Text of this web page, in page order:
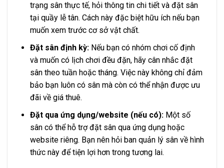
trạng sân thực tế, hỏi thông tin chi tiết và đặt sân
tại quầy lễ tân. Cách này đặc biệt hữu ích nếu bạn
muốn xem trước cơ sở vật chất.
Đặt sân định kỳ:Nếu bạn có nhóm chơi cố định
và muốn có lịch chơi đều đặn, hãy cân nhắc đặt
sân theo tuần hoặc tháng. Việc này không chỉ đảm
bảo bạn luôn có sân mà còn có thể nhận được ưu
đãi về giá thuê.
Đặt qua ứng dụng/website (nếu có):Một số
sân có thể hỗ trợ đặt sân qua ứng dụng hoặc
website riêng. Bạn nên hỏi ban quản lý sân về hình
thức này để tiện lợi hơn trong tương lai.